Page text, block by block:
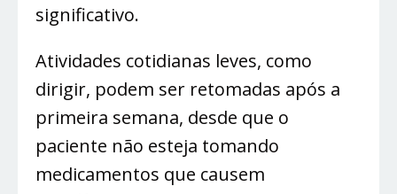
significativo.
Atividades cotidianas leves, como
dirigir, podem ser retomadas após a
primeira semana, desde que o
paciente não esteja tomando
medicamentos que causem